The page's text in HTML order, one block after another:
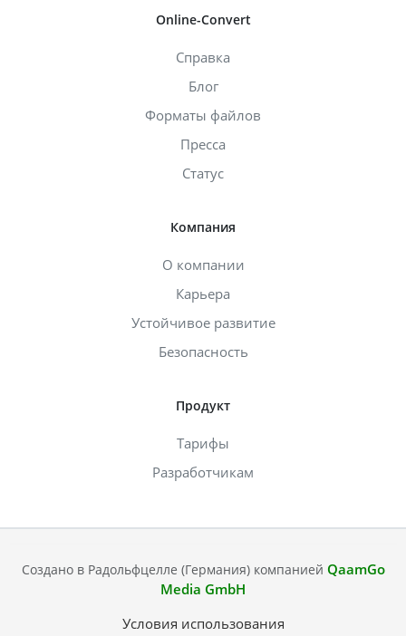
Online-Convert
Справка
Блог
Форматы файлов
Пресса
Статус
Компания
О компании
Карьера
Устойчивое развитие
Безопасность
Продукт
Тарифы
Разработчикам
Создано в Радольфцелле (Германия) компанией QaamGo
Media GmbH
Условия использования